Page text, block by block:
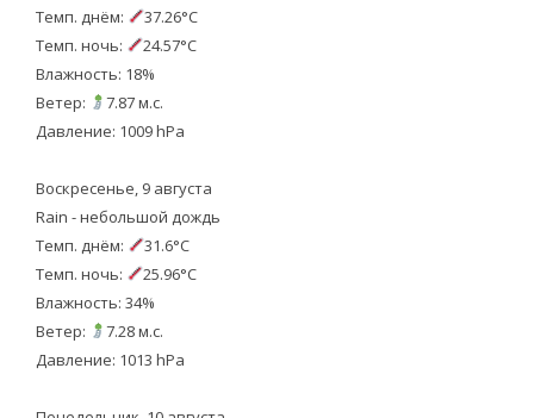
Темп. днём:
37.26°C
Темп. ночь:
24.57°C
Влажность: 18%
Ветер:
7.87 м.с.
Давление: 1009 hPa
Воскресенье, 9 августа
Rain - небольшой дождь
Темп. днём:
31.6°C
Темп. ночь:
25.96°C
Влажность: 34%
Ветер:
7.28 м.с.
Давление: 1013 hPa